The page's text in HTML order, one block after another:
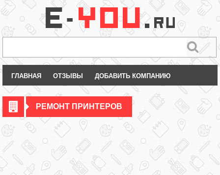
ГЛАВНАЯ ОТЗЫВЫ ДОБАВИТЬ КОМПАНИЮ
РЕМОНТ ПРИНТЕРОВ